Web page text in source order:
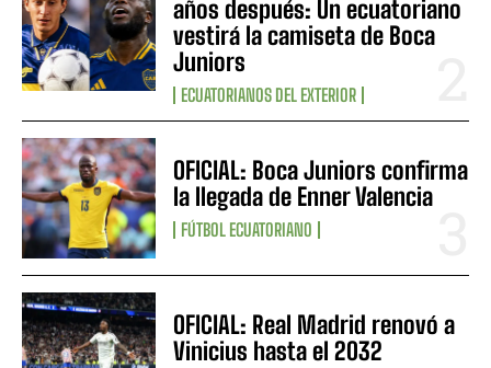
años después: Un ecuatoriano
vestirá la camiseta de Boca
Juniors
ECUATORIANOS DEL EXTERIOR
OFICIAL: Boca Juniors confirma
la llegada de Enner Valencia
FÚTBOL ECUATORIANO
OFICIAL: Real Madrid renovó a
Vinicius hasta el 2032